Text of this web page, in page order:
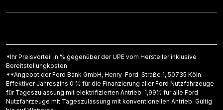
*Ihr Preisvorteil in % gegenüber der UPE vom Hersteller inklusive
Bereitstellungkosten.
**Angebot der Ford Bank GmbH, Henry-Ford-Straße 1, 50735 Köln:
Effektiver Jahreszins 0 % für die Finanzierung aller Ford Nutzfahrzeuge
für Tageszulassung mit elektrifizierten Antrieb. 1,99% für alle Ford
Nutzfahrzeuge mit Tageszulassung mit konventionellen Antrieb. Gültig